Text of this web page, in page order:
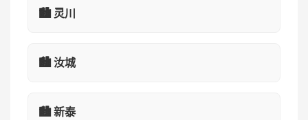
🏙️ 灵川
🏙️ 汝城
🏙️ 新泰